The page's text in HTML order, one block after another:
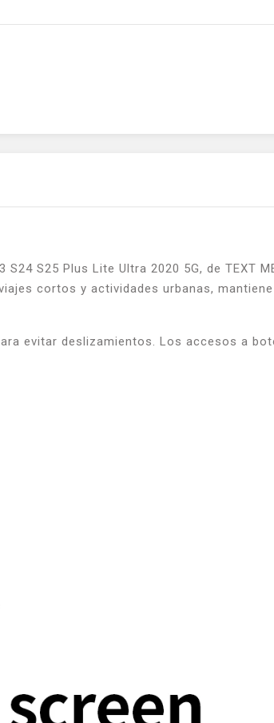
S25 Plus Lite Ultra 2020 5G, de TEXT
cortos y actividades urbanas,
evitar deslizamientos. Los accesos a